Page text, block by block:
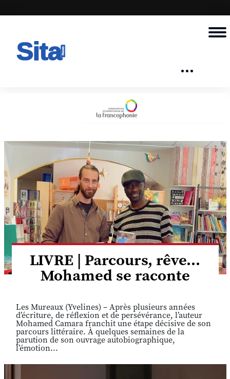
LIVRE | Parcours, rêve...
Mohamed se raconte
Les Mureaux (Yvelines) – Après plusieurs années
d’écriture, de réflexion et de persévérance, l’auteur
Mohamed Camara franchit une étape décisive de son
parcours littéraire. À quelques semaines de la
parution de son ouvrage autobiographique,
l’émotion...